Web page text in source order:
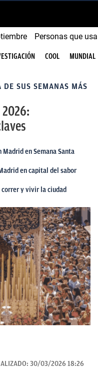
Personas que
COOL MUNDIAL
SUS SEMANAS MÁS
en Semana Santa
en capital del sabor
correr y vivir la ciudad
30/03/2026 18:26